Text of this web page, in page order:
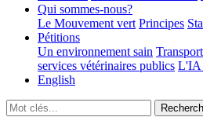
Qui sommes-nous?
Le Mouvement vert Principes
Pétitions
Un environnement sain
services vétérinaires publics L'IA
English